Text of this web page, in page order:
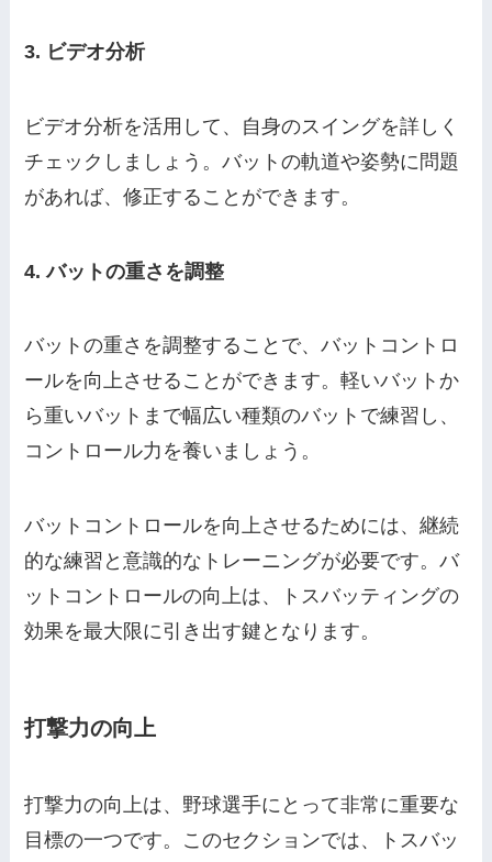
3. ビデオ分析
ビデオ分析を活用して、自身のスイングを詳しく
チェックしましょう。バットの軌道や姿勢に問題
があれば、修正することができます。
4. バットの重さを調整
バットの重さを調整することで、バットコントロ
ールを向上させることができます。軽いバットか
ら重いバットまで幅広い種類のバットで練習し、
コントロール力を養いましょう。
バットコントロールを向上させるためには、継続
的な練習と意識的なトレーニングが必要です。バ
ットコントロールの向上は、トスバッティングの
効果を最大限に引き出す鍵となります。
打撃力の向上
打撃力の向上は、野球選手にとって非常に重要な
目標の一つです。このセクションでは、トスバッ